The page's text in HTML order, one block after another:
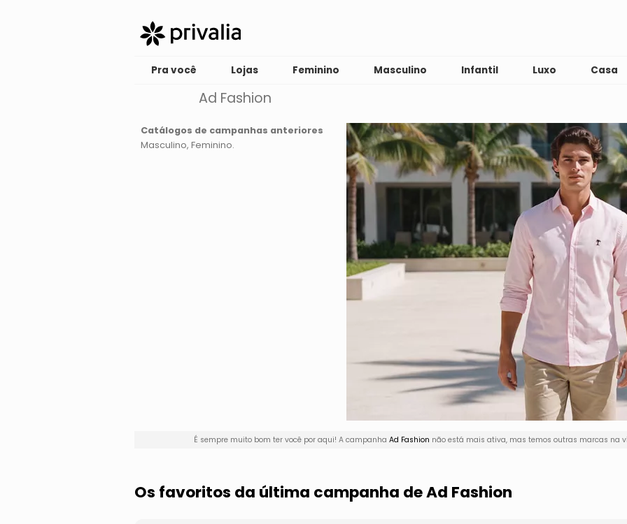
Pra você Lojas Feminino Masculino Infantil Luxo Casa
Ad Fashion
É sempre muito bom ter você por aqui! A campanha Ad Fashion não está mais ativa, mas temos outras marcas na
Os favoritos da última campanha de Ad Fashion
Catálogos de campanhas anteriores
Masculino Feminino